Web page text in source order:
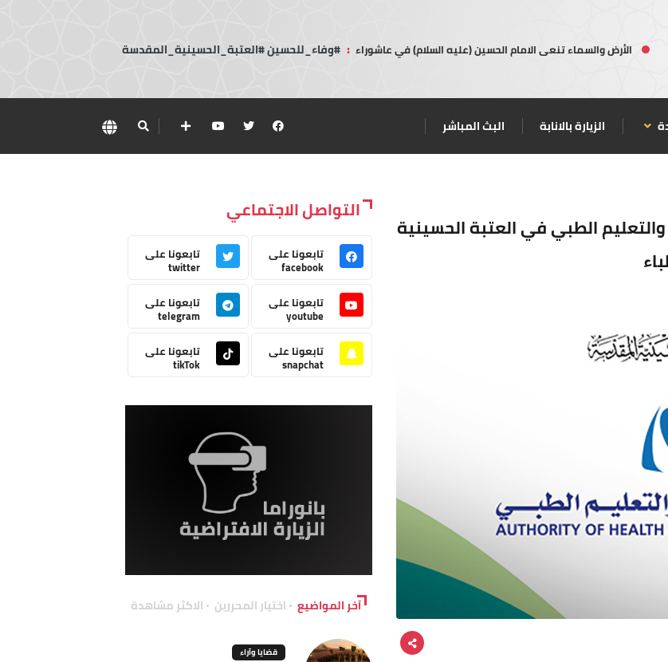
الأرض والسماء تنعى الامام الحسين (عليه السلام) في عاشوراء : #وفاء_للحسين #العتبة_الحسينية_المقدسة
الزيارة بالانابة البث المباشر
الطبي في العتبة الحسينية
التواصل الاجتماعي
تابعونا على
facebook
تابعونا على
twitter
تابعونا على
youtube
تابعونا على
telegram
تابعونا على
snapchat
تابعونا على
tikTok
آخر المواضيع اختيار المحررين الاكثر مشاهدة
قضايا وآراء